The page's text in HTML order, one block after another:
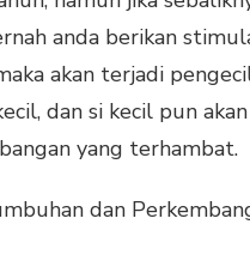
anda berikan
akan terjadi
dan si kecil pun
yang terhambat.
dan